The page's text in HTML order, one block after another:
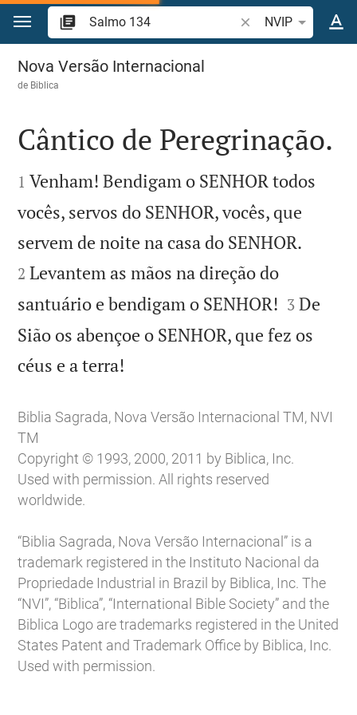
Ir para o conteúdo
Pesquise
NVIP
Salmo 134
Nova Versão Internacional
de Biblica

Cântico de Peregrinação.

1 Venham! Bendigam o SENHOR todos
vocês, servos do SENHOR, vocês, que
servem de noite na casa do SENHOR.
2 Levantem as mãos na direção do
santuário e bendigam o SENHOR! 

3 De
Sião os abençoe o SENHOR, que fez os
céus e a terra!
Biblia Sagrada, Nova Versão Internacional TM, NVI
TM
Copyright © 1993, 2000, 2011 by Biblica, Inc.
Used with permission. All rights reserved
worldwide.
“Biblia Sagrada, Nova Versão Internacional” is a
trademark registered in the Instituto Nacional da
Propriedade Industrial in Brazil by Biblica, Inc. The
“NVI”, “Biblica”, “International Bible Society” and the
Biblica Logo are trademarks registered in the United
States Patent and Trademark Office by Biblica, Inc.
Used with permission.